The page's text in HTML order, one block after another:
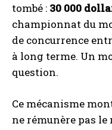
tombé : 30 000
championnat du
de concurrence
à long terme. Un
question.
Ce mécanisme
ne rémunère pas